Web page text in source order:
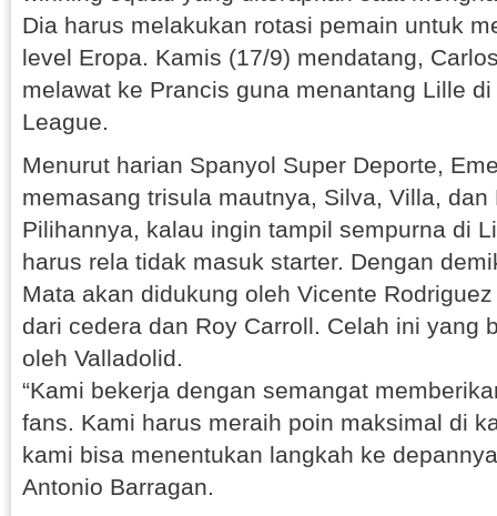
Dia harus melakukan rotasi pemain untuk
level Eropa. Kamis (17/9) mendatang,
melawat ke Prancis guna menantang Lille
League.
Menurut harian Spanyol Super Deporte,
memasang trisula mautnya, Silva, Villa,
Pilihannya, kalau ingin tampil sempurna di
harus rela tidak masuk starter. Dengan
Mata akan didukung oleh Vicente
dari cedera dan Roy Carroll. Celah ini yang
oleh Valladolid.
“Kami bekerja dengan semangat
fans. Kami harus meraih poin maksimal di
kami bisa menentukan langkah ke
Antonio Barragan.